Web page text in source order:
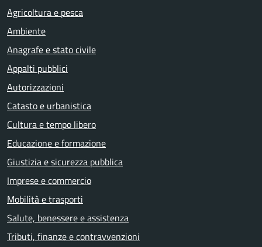
Agricoltura e pesca
Ambiente
Anagrafe e stato civile
Appalti pubblici
Autorizzazioni
Catasto e urbanistica
Cultura e tempo libero
Educazione e formazione
Giustizia e sicurezza pubblica
Imprese e commercio
Mobilità e trasporti
Salute, benessere e assistenza
Tributi, finanze e contravvenzioni